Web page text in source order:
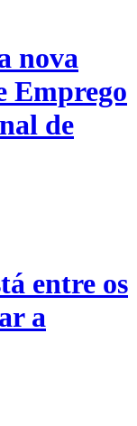
nova
Emprego
de
entre os
a